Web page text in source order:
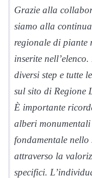
Grazie alla
siamo alla
regionale di piante
inserite
diversi step e tutte
sul sito di Regione
È importante
alberi
fondamentale
attraverso la
specifici.